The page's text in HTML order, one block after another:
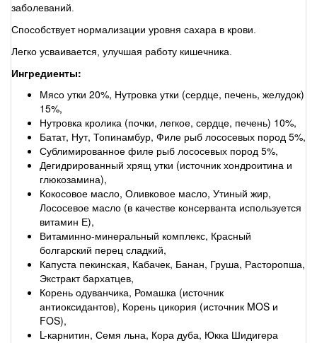
заболеваний.
Способствует нормализации уровня сахара в крови.
Легко усваивается, улучшая работу кишечника.
Ингредиенты:
Мясо утки 20%, Нутровка утки (сердце, печень, желудок)
15%,
Нутровка кролика (почки, легкое, сердце, печень) 10%,
Батат, Нут, Топинамбур, Филе рыб лососевых пород 5%,
Сублимированное филе рыб лососевых пород 5%,
Дегидрированный хрящ утки (источник хондроитина и
глюкозамина),
Кокосовое масло, Оливковое масло, Утиный жир,
Лососевое масло (в качестве консерванта используется
витамин Е),
Витаминно-минеральный комплекс, Красный
болгарский перец сладкий,
Капуста пекинская, Кабачек, Банан, Груша, Расторопша,
Экстракт бархатцев,
Корень одуванчика, Ромашка (источник
антиоксидантов), Корень цикория (источник MOS и
FOS),
L-карнитин, Семя льна, Кора дуба, Юкка Шидигера